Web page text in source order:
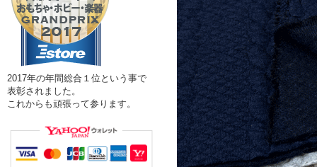
2017年の年間総合１位という事で
表彰されました。
これからも頑張って参ります。